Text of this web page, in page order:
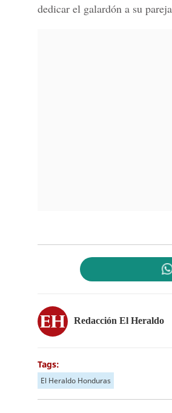
dedicar el galardón a su
Redacción El Heraldo
Tags:
El Heraldo Honduras